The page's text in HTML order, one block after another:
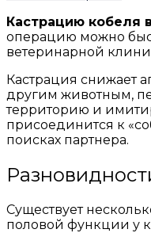
Кастрацию кобеля
операцию можно
ветеринарной
Кастрация снижает
другим животным,
территорию и
присоединится к
поисках партнера.
Существует
половой функции у